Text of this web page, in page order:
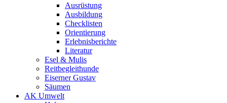
Ausrüstung
Ausbildung
Checklisten
Orientierung
Erlebnisberichte
Literatur
Esel & Mulis
Reitbegleithunde
Eiserner Gustav
Säumen
AK Umwelt